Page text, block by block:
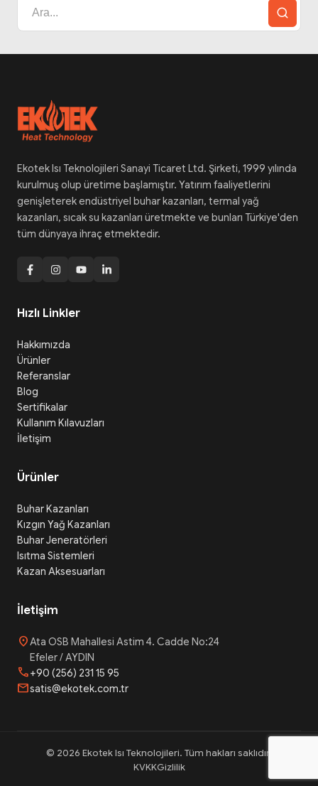
Ekotek Isı Teknolojileri Sanayi Ticaret Ltd. Şirketi, 1999 yılında
kurulmuş olup üretime başlamıştır. Yatırım faaliyetlerini
genişleterek endüstriyel buhar kazanları, termal yağ
kazanları, sıcak su kazanları üretmekte ve bunları Türkiye'den
tüm dünyaya ihraç etmektedir.
Hızlı Linkler
Hakkımızda
Ürünler
Referanslar
Blog
Sertifikalar
Kullanım Kılavuzları
İletişim
Ürünler
Buhar Kazanları
Kızgın Yağ Kazanları
Buhar Jeneratörleri
Isıtma Sistemleri
Kazan Aksesuarları
İletişim
location_onAta OSB Mahallesi Astim 4. Cadde No:24
Efeler / AYDIN
phone+90 (256) 231 15 95
mailsatis@ekotek.com.tr
© 2026 Ekotek Isı Teknolojileri. Tüm hakları saklıdır.
KVKKGizlilik